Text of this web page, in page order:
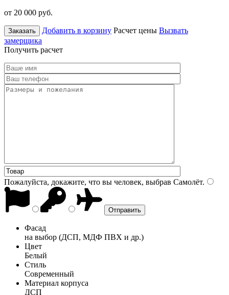
от 20 000 руб.
Заказать Добавить в корзину Расчет цены Вызвать
замерщика
Получить расчет
Пожалуйста, докажите, что вы человек, выбрав Самолёт.
Фасад
на выбор (ДСП, МДФ ПВХ и др.)
Цвет
Белый
Стиль
Современный
Материал корпуса
ДСП